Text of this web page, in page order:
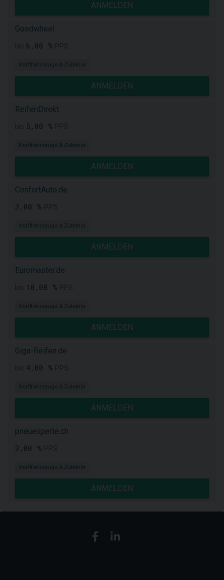
ANMELDEN
Goodwheel
6,00 %
Kraftfahrzeuge & Zubehör
ANMELDEN
ReifenDirekt
5,00 %
Kraftfahrzeuge & Zubehör
ANMELDEN
ConfortAuto.de
3,00 %
Kraftfahrzeuge & Zubehör
ANMELDEN
Euromaster.de
10,00 %
Kraftfahrzeuge & Zubehör
ANMELDEN
Giga-Reifen.de
4,00 %
Kraftfahrzeuge & Zubehör
ANMELDEN
pneuexperte.ch
3,00 %
Kraftfahrzeuge & Zubehör
ANMELDEN